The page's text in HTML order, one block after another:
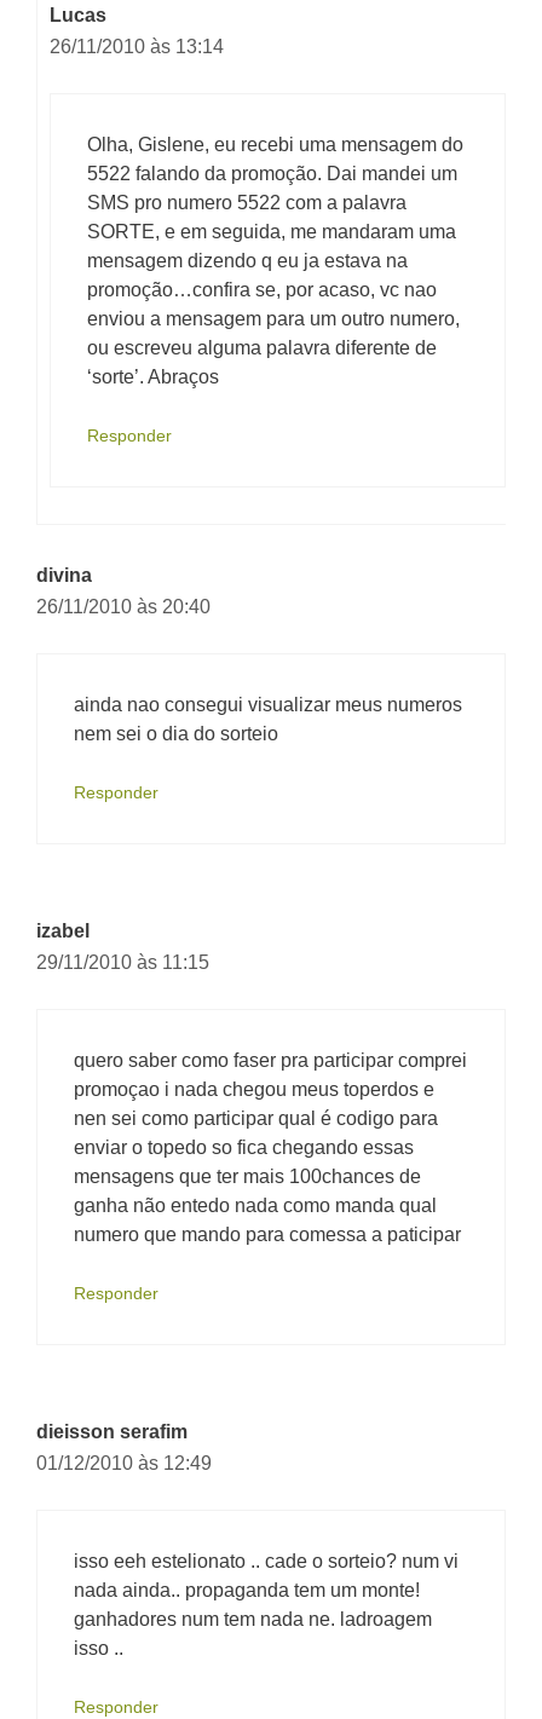
Lucas
26/11/2010 às 13:14
Olha, Gislene, eu recebi uma mensagem do
5522 falando da promoção. Dai mandei um
SMS pro numero 5522 com a palavra
SORTE, e em seguida, me mandaram uma
mensagem dizendo q eu ja estava na
promoção…confira se, por acaso, vc nao
enviou a mensagem para um outro numero,
ou escreveu alguma palavra diferente de
‘sorte’. Abraços
Responder
divina
26/11/2010 às 20:40
ainda nao consegui visualizar meus numeros
nem sei o dia do sorteio
Responder
izabel
29/11/2010 às 11:15
quero saber como faser pra participar comprei
promoçao i nada chegou meus toperdos e
nen sei como participar qual é codigo para
enviar o topedo so fica chegando essas
mensagens que ter mais 100chances de
ganha não entedo nada como manda qual
numero que mando para comessa a paticipar
Responder
dieisson serafim
01/12/2010 às 12:49
isso eeh estelionato .. cade o sorteio? num vi
nada ainda.. propaganda tem um monte!
ganhadores num tem nada ne. ladroagem
isso ..
Responder